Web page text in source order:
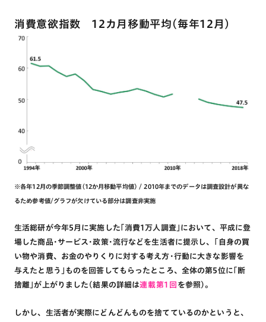
消費意欲指数 12カ月移動平均（毎年12月）
※各年12月の季節調整値(12か月移動平均値) / 2010年までのデータは調査設計が異な
るため参考値/グラフが欠けている部分は調査非実施
生活総研が今年5月に実施した｢消費1万人調査｣において、平成に登
場した商品･サービス･政策･流行などを生活者に提示し、｢自身の買
い物や消費、お金のやりくりに対する考え方･行動に大きな影響を
与えたと思う｣ものを回答してもらったところ、全体の第5位に｢断
捨離｣が上がりました(結果の詳細は連載第1回 を参照)。
しかし、生活者が実際にどんどんものを捨てているのかというと、